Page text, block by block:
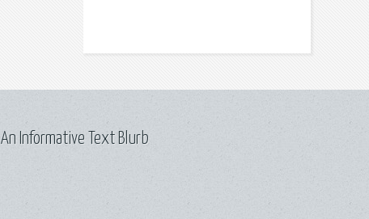
An Informative Text Blurb